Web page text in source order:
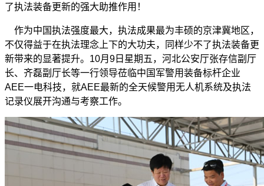
了执法装备更新的强大助推作用！
作为中国执法强度最大，执法成果最为丰硕的京津冀地区，
不仅得益于在执法理念上下的大功夫，同样少不了执法装备更
新带来的显著提升。10月9日星期五，河北公安厅张存信副厅
长、齐磊副厅长等一行领导莅临中国军警用装备标杆企业
AEE一电科技，就AEE最新的全天候警用无人机系统及执法
记录仪展开沟通与考察工作。